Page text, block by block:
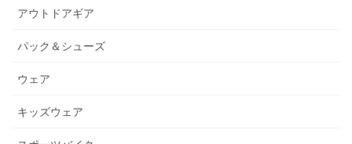
アウトドアギア
パック＆シューズ
ウェア
キッズウェア